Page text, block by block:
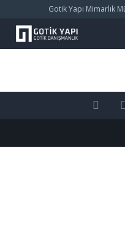
Gotik Yapı Mimarlık